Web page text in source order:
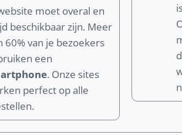
moet overal en
beschikbaar zijn. Meer
60% van je bezoekers
een
. Onze sites
perfect op alle